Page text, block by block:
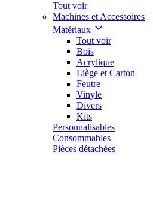
Tout voir
Machines et Accessoires
Matériaux
Tout voir
Bois
Acrylique
Liège et Carton
Feutre
Vinyle
Divers
Kits
Personnalisables
Consommables
Pièces détachées